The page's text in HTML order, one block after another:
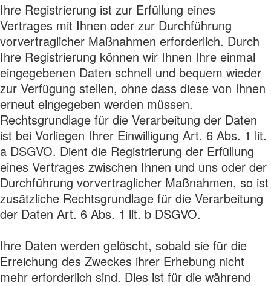
Ihre Registrierung ist zur Erfüllung eines
Vertrages mit Ihnen oder zur Durchführung
vorvertraglicher Maßnahmen erforderlich. Durch
Ihre Registrierung können wir Ihnen Ihre einmal
eingegebenen Daten schnell und bequem wieder
zur Verfügung stellen, ohne dass diese von Ihnen
erneut eingegeben werden müssen.
Rechtsgrundlage für die Verarbeitung der Daten
ist bei Vorliegen Ihrer Einwilligung Art. 6 Abs. 1 lit.
a DSGVO. Dient die Registrierung der Erfüllung
eines Vertrages zwischen Ihnen und uns oder der
Durchführung vorvertraglicher Maßnahmen, so ist
zusätzliche Rechtsgrundlage für die Verarbeitung
der Daten Art. 6 Abs. 1 lit. b DSGVO.
Ihre Daten werden gelöscht, sobald sie für die
Erreichung des Zweckes ihrer Erhebung nicht
mehr erforderlich sind. Dies ist für die während